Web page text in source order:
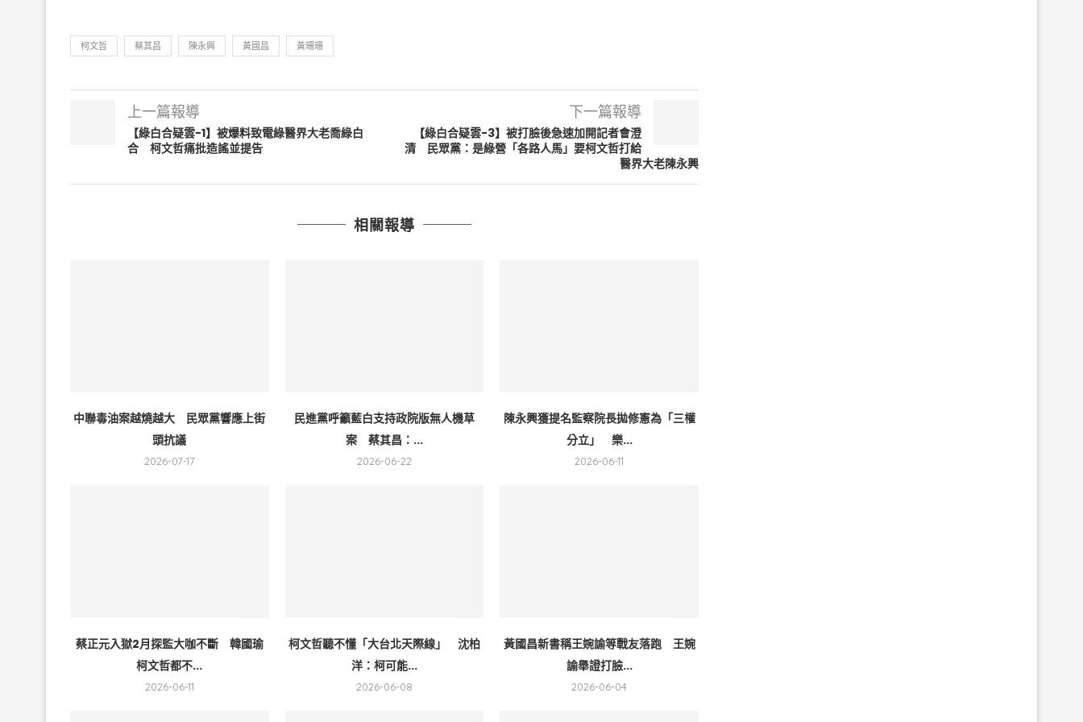
柯文哲 蔡其昌 陳永興 黃國昌 黃珊珊
上一篇報導
【綠白合疑雲-1】被爆料致電綠醫界大老喬綠白
合 柯文哲痛批造謠並提告
下一篇報導
【綠白合疑雲-3】被打臉後急速加開記者會澄
清 民眾黨：是綠營「各路人馬」要柯文哲打給
醫界大老陳永興
相關報導
中聯毒油案越燒越大 民眾黨響應上街
頭抗議
2026-07-17
民進黨呼籲藍白支持政院版無人機草
案 蔡其昌：...
2026-06-22
陳永興獲提名監察院長拋修憲為「三權
分立」 樂...
2026-06-11
蔡正元入獄2月探監大咖不斷 韓國瑜
柯文哲都不...
2026-06-11
柯文哲聽不懂「大台北天際線」 沈柏
洋：柯可能...
2026-06-08
黃國昌新書稱王婉諭等戰友落跑 王婉
諭舉證打臉...
2026-06-04